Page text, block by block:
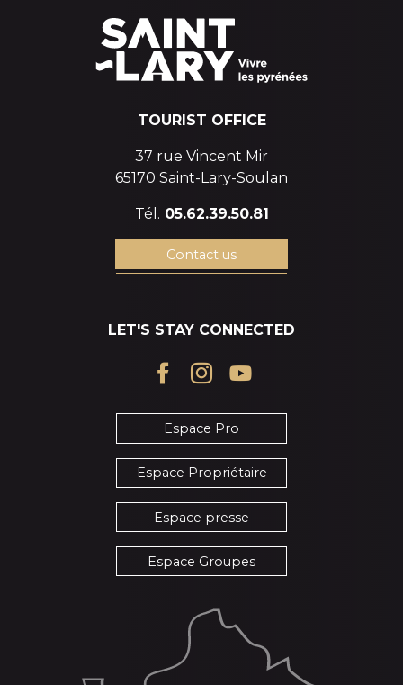
TOURIST OFFICE
37 rue Vincent Mir
65170 Saint-Lary-Soulan
Tél. 05.62.39.50.81
Contact us
LET'S STAY CONNECTED
Espace Pro
Espace Propriétaire
Espace presse
Espace Groupes